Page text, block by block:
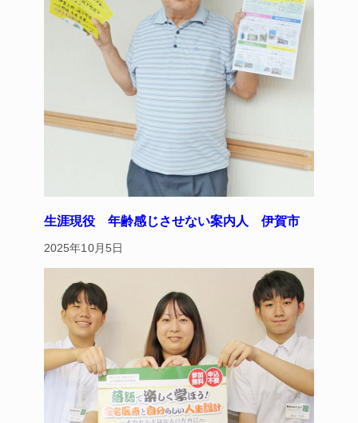
生涯現役 年齢感じさせない案内人 伊賀市
2025年10月5日